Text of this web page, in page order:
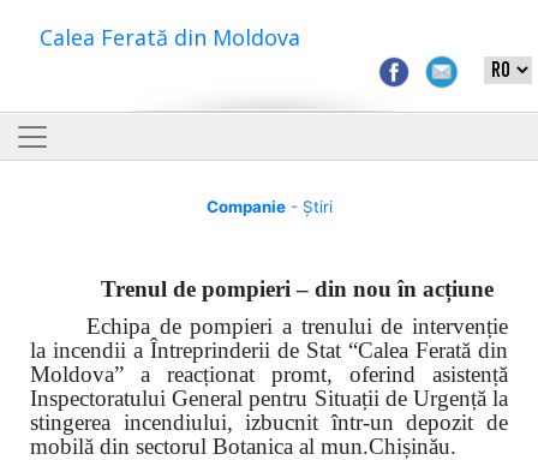
Calea Ferată din Moldova
Companie- Știri
Trenul de pompieri – din nou în acțiune
Echipa de pompieri a trenului de intervenție
la incendii a Întreprinderii de Stat “Calea Ferată din
Moldova” a reacționat promt, oferind asistență
Inspectoratului General pentru Situații de Urgență la
stingerea incendiului, izbucnit într-un depozit de
mobilă din sectorul Botanica al mun.Chișinău.